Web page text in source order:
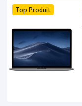
Top Produit